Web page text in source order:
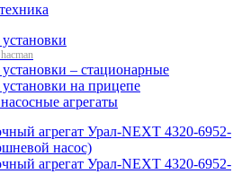
– стационарные
на прицепе
агрегаты
агрегат Урал-NEXT 4320-6952-
насос)
агрегат Урал-NEXT 4320-6952-